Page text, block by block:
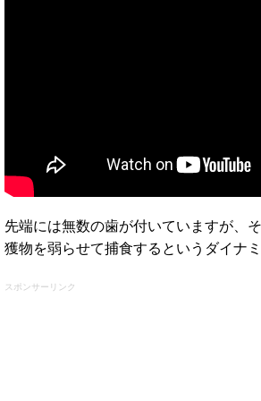
先端には無数の歯が付いていますが、
獲物を弱らせて捕食するというダイナ
スポンサーリンク